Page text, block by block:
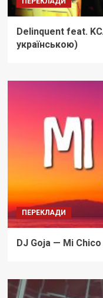
Delinquent feat.
українською)
ПЕРЕКЛАДИ
DJ Goja — Mi